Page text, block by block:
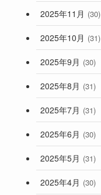
2025年11月 (30)
2025年10月 (31)
2025年9月 (30)
2025年8月 (31)
2025年7月 (31)
2025年6月 (30)
2025年5月 (31)
2025年4月 (30)